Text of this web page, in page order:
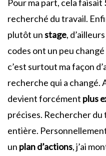
Pour ma part, cela faisait
recherché du travail.
plutôt unstage,
codes ont un peu
c’est surtout ma façon
recherche qui a changé.
devient forcément plus
précises. Rechercher du
entière.
un plan d’actions, j’ai